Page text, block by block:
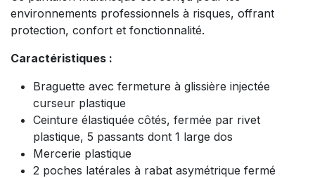
environnements professionnels à risques, offrant
protection, confort et fonctionnalité.
Caractéristiques :
Braguette avec fermeture à glissière injectée
curseur plastique
Ceinture élastiquée côtés, fermée par rivet
plastique, 5 passants dont 1 large dos
Mercerie plastique
2 poches latérales à rabat asymétrique fermé